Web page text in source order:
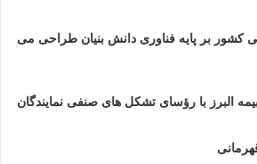
کشور بر پایه فناوری دانش بنیان طراحی می
البرز با رؤسای تشکل های صنفی نمایندگان